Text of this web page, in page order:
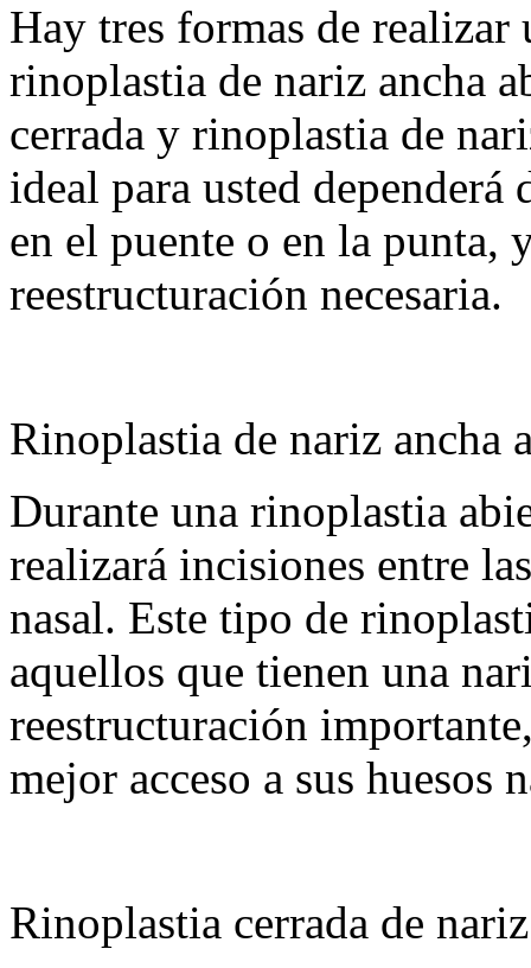
Hay tres formas de
rinoplastia de nariz ancha
cerrada y rinoplastia de
ideal para usted dependerá
en el puente o en la punta,
reestructuración necesaria.
Rinoplastia de nariz ancha
Durante una rinoplastia
realizará incisiones entre
nasal. Este tipo de
aquellos que tienen una
reestructuración
mejor acceso a sus huesos
Rinoplastia cerrada de